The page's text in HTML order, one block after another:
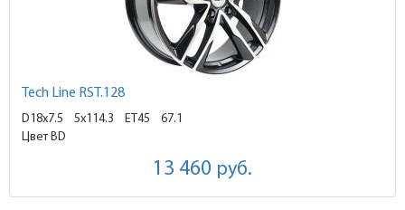
Tech Line RST.128
D18x7.5 5x114.3 ET45
67.1
Цвет BD
13 460 руб.